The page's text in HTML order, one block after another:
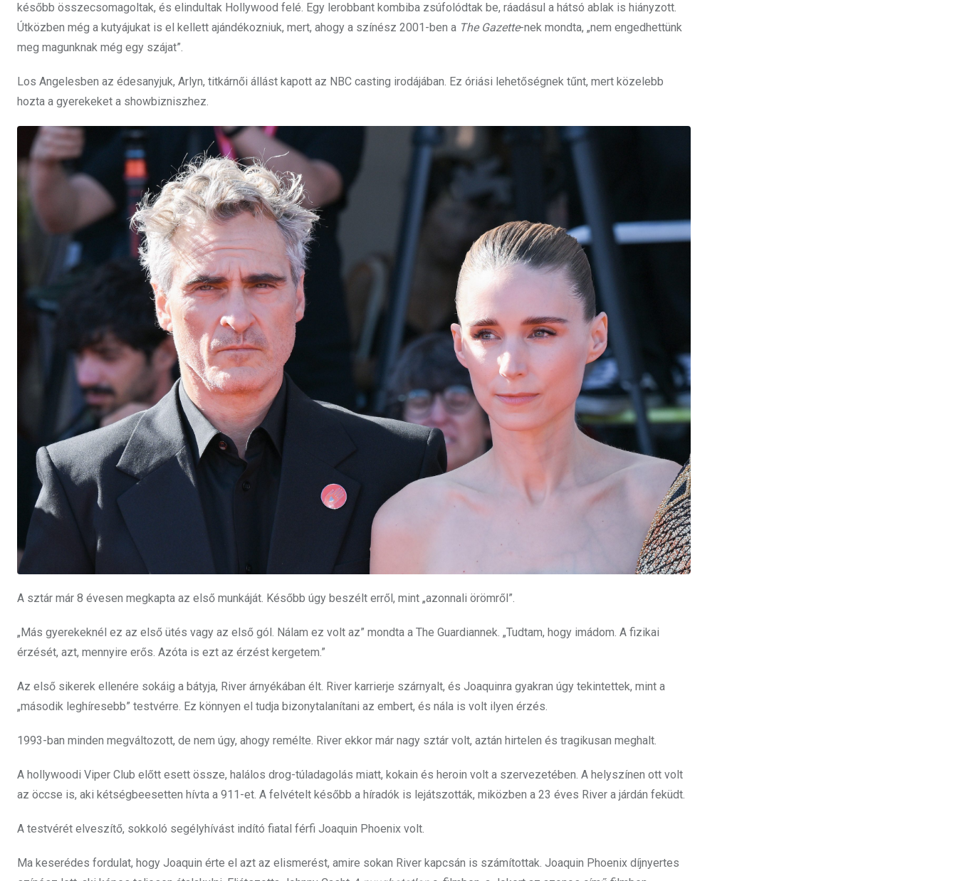
később összecsomagoltak, és elindultak Hollywood felé. Egy lerobbant kombiba zsúfolódtak be, ráadásul a hátsó ablak is hiányzott.
Útközben még a kutyájukat is el kellett ajándékozniuk, mert, ahogy a színész 2001-ben a The Gazette-nek mondta, „nem engedhettünk
meg magunknak még egy szájat”.
Los Angelesben az édesanyjuk, Arlyn, titkárnői állást kapott az NBC casting irodájában. Ez óriási lehetőségnek tűnt, mert közelebb
hozta a gyerekeket a showbizniszhez.
A sztár már 8 évesen megkapta az első munkáját. Később úgy beszélt erről, mint „azonnali örömről”.
„Más gyerekeknél ez az első ütés vagy az első gól. Nálam ez volt az” mondta a The Guardiannek. „Tudtam, hogy imádom. A fizikai
érzését, azt, mennyire erős. Azóta is ezt az érzést kergetem.”
Az első sikerek ellenére sokáig a bátyja, River árnyékában élt. River karrierje szárnyalt, és Joaquinra gyakran úgy tekintettek, mint a
„második leghíresebb” testvérre. Ez könnyen el tudja bizonytalanítani az embert, és nála is volt ilyen érzés.
1993-ban minden megváltozott, de nem úgy, ahogy remélte. River ekkor már nagy sztár volt, aztán hirtelen és tragikusan meghalt.
A hollywoodi Viper Club előtt esett össze, halálos drog-túladagolás miatt, kokain és heroin volt a szervezetében. A helyszínen ott volt
az öccse is, aki kétségbeesetten hívta a 911-et. A felvételt később a híradók is lejátszották, miközben a 23 éves River a járdán feküdt.
A testvérét elveszítő, sokkoló segélyhívást indító fiatal férfi Joaquin Phoenix volt.
Ma keserédes fordulat, hogy Joaquin érte el azt az elismerést, amire sokan River kapcsán is számítottak. Joaquin Phoenix díjnyertes